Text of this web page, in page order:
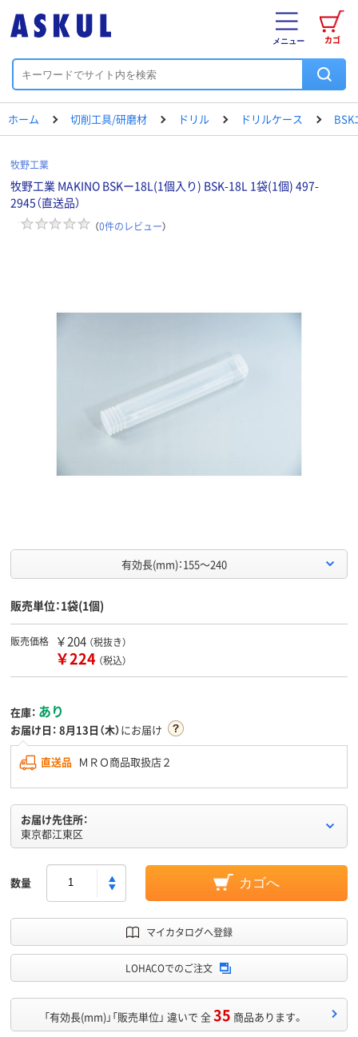
カゴ
メニュー
ホーム 切削工具/研磨材 ドリル ドリルケース BSK
牧野工業
牧野工業 MAKINO BSKー18L(1個入り) BSK-18L 1袋(1個) 497-
2945（直送品）
（0件のレビュー）
有効長(mm)：155～240
販売単位：1袋(1個)
販売価格 ￥204 （税抜き）
￥224 （税込）
在庫： あり
お届け日： 8月13日（木）にお届け
直送品 ＭＲＯ商品取扱店２
お届け先住所：
東京都江東区
数量 カゴへ
マイカタログへ登録
LOHACOでのご注文
「有効長(mm)」「販売単位」 違いで 全35 商品あります。